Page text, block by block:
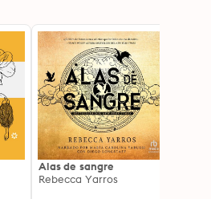
Alas de sangre
Rebecca Yarros